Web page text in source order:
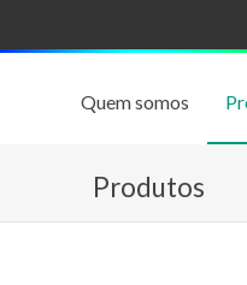
Quem somos
Produtos